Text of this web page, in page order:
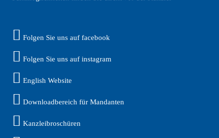
Folgen Sie uns auf facebook
Folgen Sie uns auf instagram
English Website
Downloadbereich für Mandanten
Kanzleibroschüren